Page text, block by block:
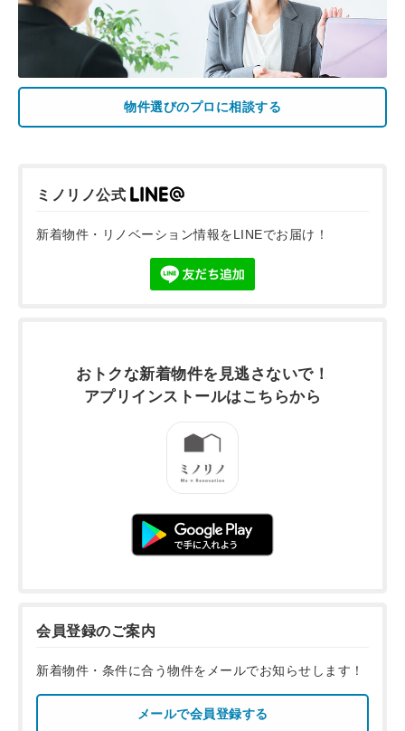
物件選びのプロに相談する
ミノリノ公式
新着物件・リノベーション情報をLINEでお届け！
おトクな新着物件を 見逃さないで！
アプリインストールはこちらから
会員登録のご案内
新着物件・条件に合う物件をメールでお知らせします！
メールで会員登録する